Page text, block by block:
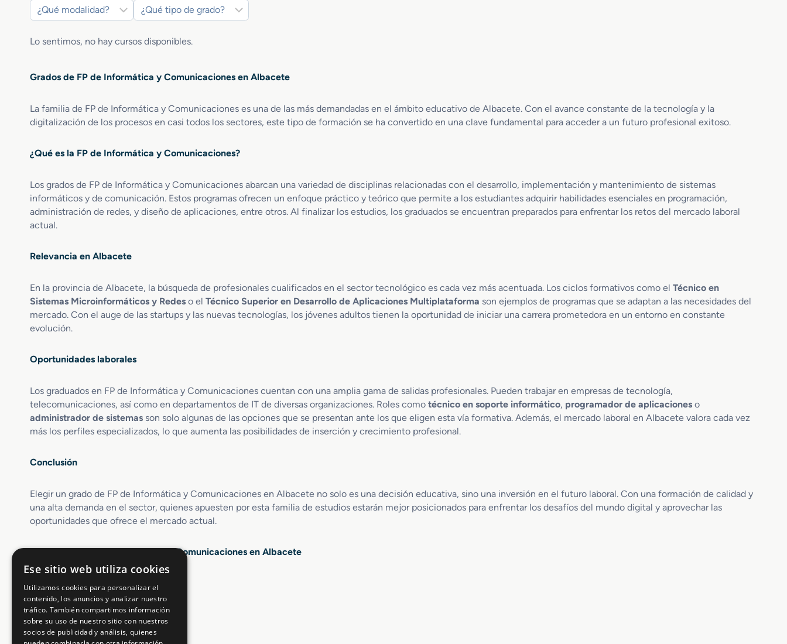
Lo sentimos, no hay cursos disponibles.
Grados de FP de Informática y Comunicaciones en Albacete
La familia de FP de Informática y Comunicaciones es una de las más demandadas en el ámbito educativo de Albacete. Con el avance constante de la tecnología y la
digitalización de los procesos en casi todos los sectores, este tipo de formación se ha convertido en una clave fundamental para acceder a un futuro profesional exitoso.
¿Qué es la FP de Informática y Comunicaciones?
Los grados de FP de Informática y Comunicaciones abarcan una variedad de disciplinas relacionadas con el desarrollo, implementación y mantenimiento de sistemas
informáticos y de comunicación. Estos programas ofrecen un enfoque práctico y teórico que permite a los estudiantes adquirir habilidades esenciales en programación,
administración de redes, y diseño de aplicaciones, entre otros. Al finalizar los estudios, los graduados se encuentran preparados para enfrentar los retos del mercado laboral
actual.
Relevancia en Albacete
En la provincia de Albacete, la búsqueda de profesionales cualificados en el sector tecnológico es cada vez más acentuada. Los ciclos formativos como el Técnico en
Sistemas Microinformáticos y Redes o el Técnico Superior en Desarrollo de Aplicaciones Multiplataforma son ejemplos de programas que se adaptan a las necesidades del
mercado. Con el auge de las startups y las nuevas tecnologías, los jóvenes adultos tienen la oportunidad de iniciar una carrera prometedora en un entorno en constante
evolución.
Oportunidades laborales
Los graduados en FP de Informática y Comunicaciones cuentan con una amplia gama de salidas profesionales. Pueden trabajar en empresas de tecnología,
telecomunicaciones, así como en departamentos de IT de diversas organizaciones. Roles como técnico en soporte informático, programador de aplicaciones o
administrador de sistemas son solo algunas de las opciones que se presentan ante los que eligen esta vía formativa. Además, el mercado laboral en Albacete valora cada vez
más los perfiles especializados, lo que aumenta las posibilidades de inserción y crecimiento profesional.
Conclusión
Elegir un grado de FP de Informática y Comunicaciones en Albacete no solo es una decisión educativa, sino una inversión en el futuro laboral. Con una formación de calidad y
una alta demanda en el sector, quienes apuesten por esta familia de estudios estarán mejor posicionados para enfrentar los desafíos del mundo digital y aprovechar las
oportunidades que ofrece el mercado actual.
Opiniones sobre FP Informática y Comunicaciones en Albacete
(2489 votos)
Ese sitio web utiliza cookies
Utilizamos cookies para personalizar el
contenido, los anuncios y analizar nuestro
tráfico. También compartimos información
sobre su uso de nuestro sitio con nuestros
socios de publicidad y análisis, quienes